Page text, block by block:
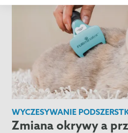
WYCZESYWANIE
Zmiana okrywy a